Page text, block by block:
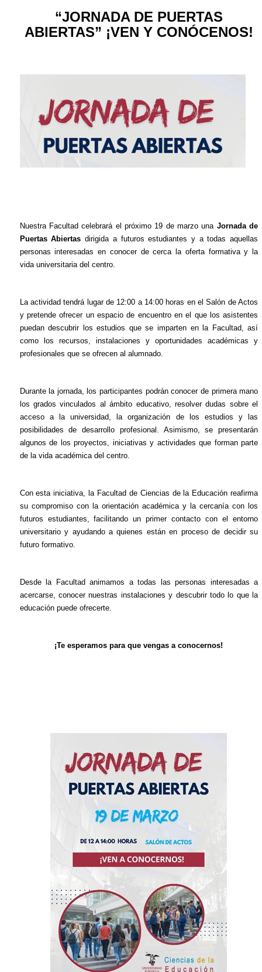
“JORNADA DE PUERTAS
ABIERTAS” ¡VEN Y CONÓCENOS!
Nuestra Facultad celebrará el próximo 19 de marzo una Jornada de
Puertas Abiertas dirigida a futuros estudiantes y a todas aquellas
personas interesadas en conocer de cerca la oferta formativa y la
vida universitaria del centro.
La actividad tendrá lugar de 12:00 a 14:00 horas en el Salón de Actos
y pretende ofrecer un espacio de encuentro en el que los asistentes
puedan descubrir los estudios que se imparten en la Facultad, así
como los recursos, instalaciones y oportunidades académicas y
profesionales que se ofrecen al alumnado.
Durante la jornada, los participantes podrán conocer de primera mano
los grados vinculados al ámbito educativo, resolver dudas sobre el
acceso a la universidad, la organización de los estudios y las
posibilidades de desarrollo profesional. Asimismo, se presentarán
algunos de los proyectos, iniciativas y actividades que forman parte
de la vida académica del centro.
Con esta iniciativa, la Facultad de Ciencias de la Educación reafirma
su compromiso con la orientación académica y la cercanía con los
futuros estudiantes, facilitando un primer contacto con el entorno
universitario y ayudando a quienes están en proceso de decidir su
futuro formativo.
Desde la Facultad animamos a todas las personas interesadas a
acercarse, conocer nuestras instalaciones y descubrir todo lo que la
educación puede ofrecerte.
¡Te esperamos para que vengas a conocernos!